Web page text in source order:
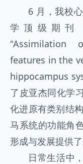
6 月，我校
学顶级期刊
“Assimilation
features in the
hippocampus
了皮亚杰同化学
化进原有类别结
马系统的功能角
形成与发展提供
日常生活中